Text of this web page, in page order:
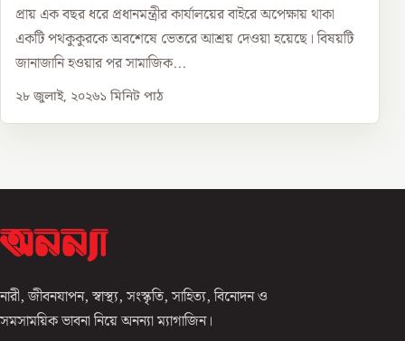
প্রায় এক বছর ধরে প্রধানমন্ত্রীর কার্যালয়ের বাইরে অপেক্ষায় থাকা
একটি পথকুকুরকে অবশেষে ভেতরে আশ্রয় দেওয়া হয়েছে। বিষয়টি
জানাজানি হওয়ার পর সামাজিক...
২৮ জুলাই, ২০২৬১ মিনিট পাঠ
নারী, জীবনযাপন, স্বাস্থ্য, সংস্কৃতি, সাহিত্য, বিনোদন ও
সমসাময়িক ভাবনা নিয়ে অনন্যা ম্যাগাজিন।